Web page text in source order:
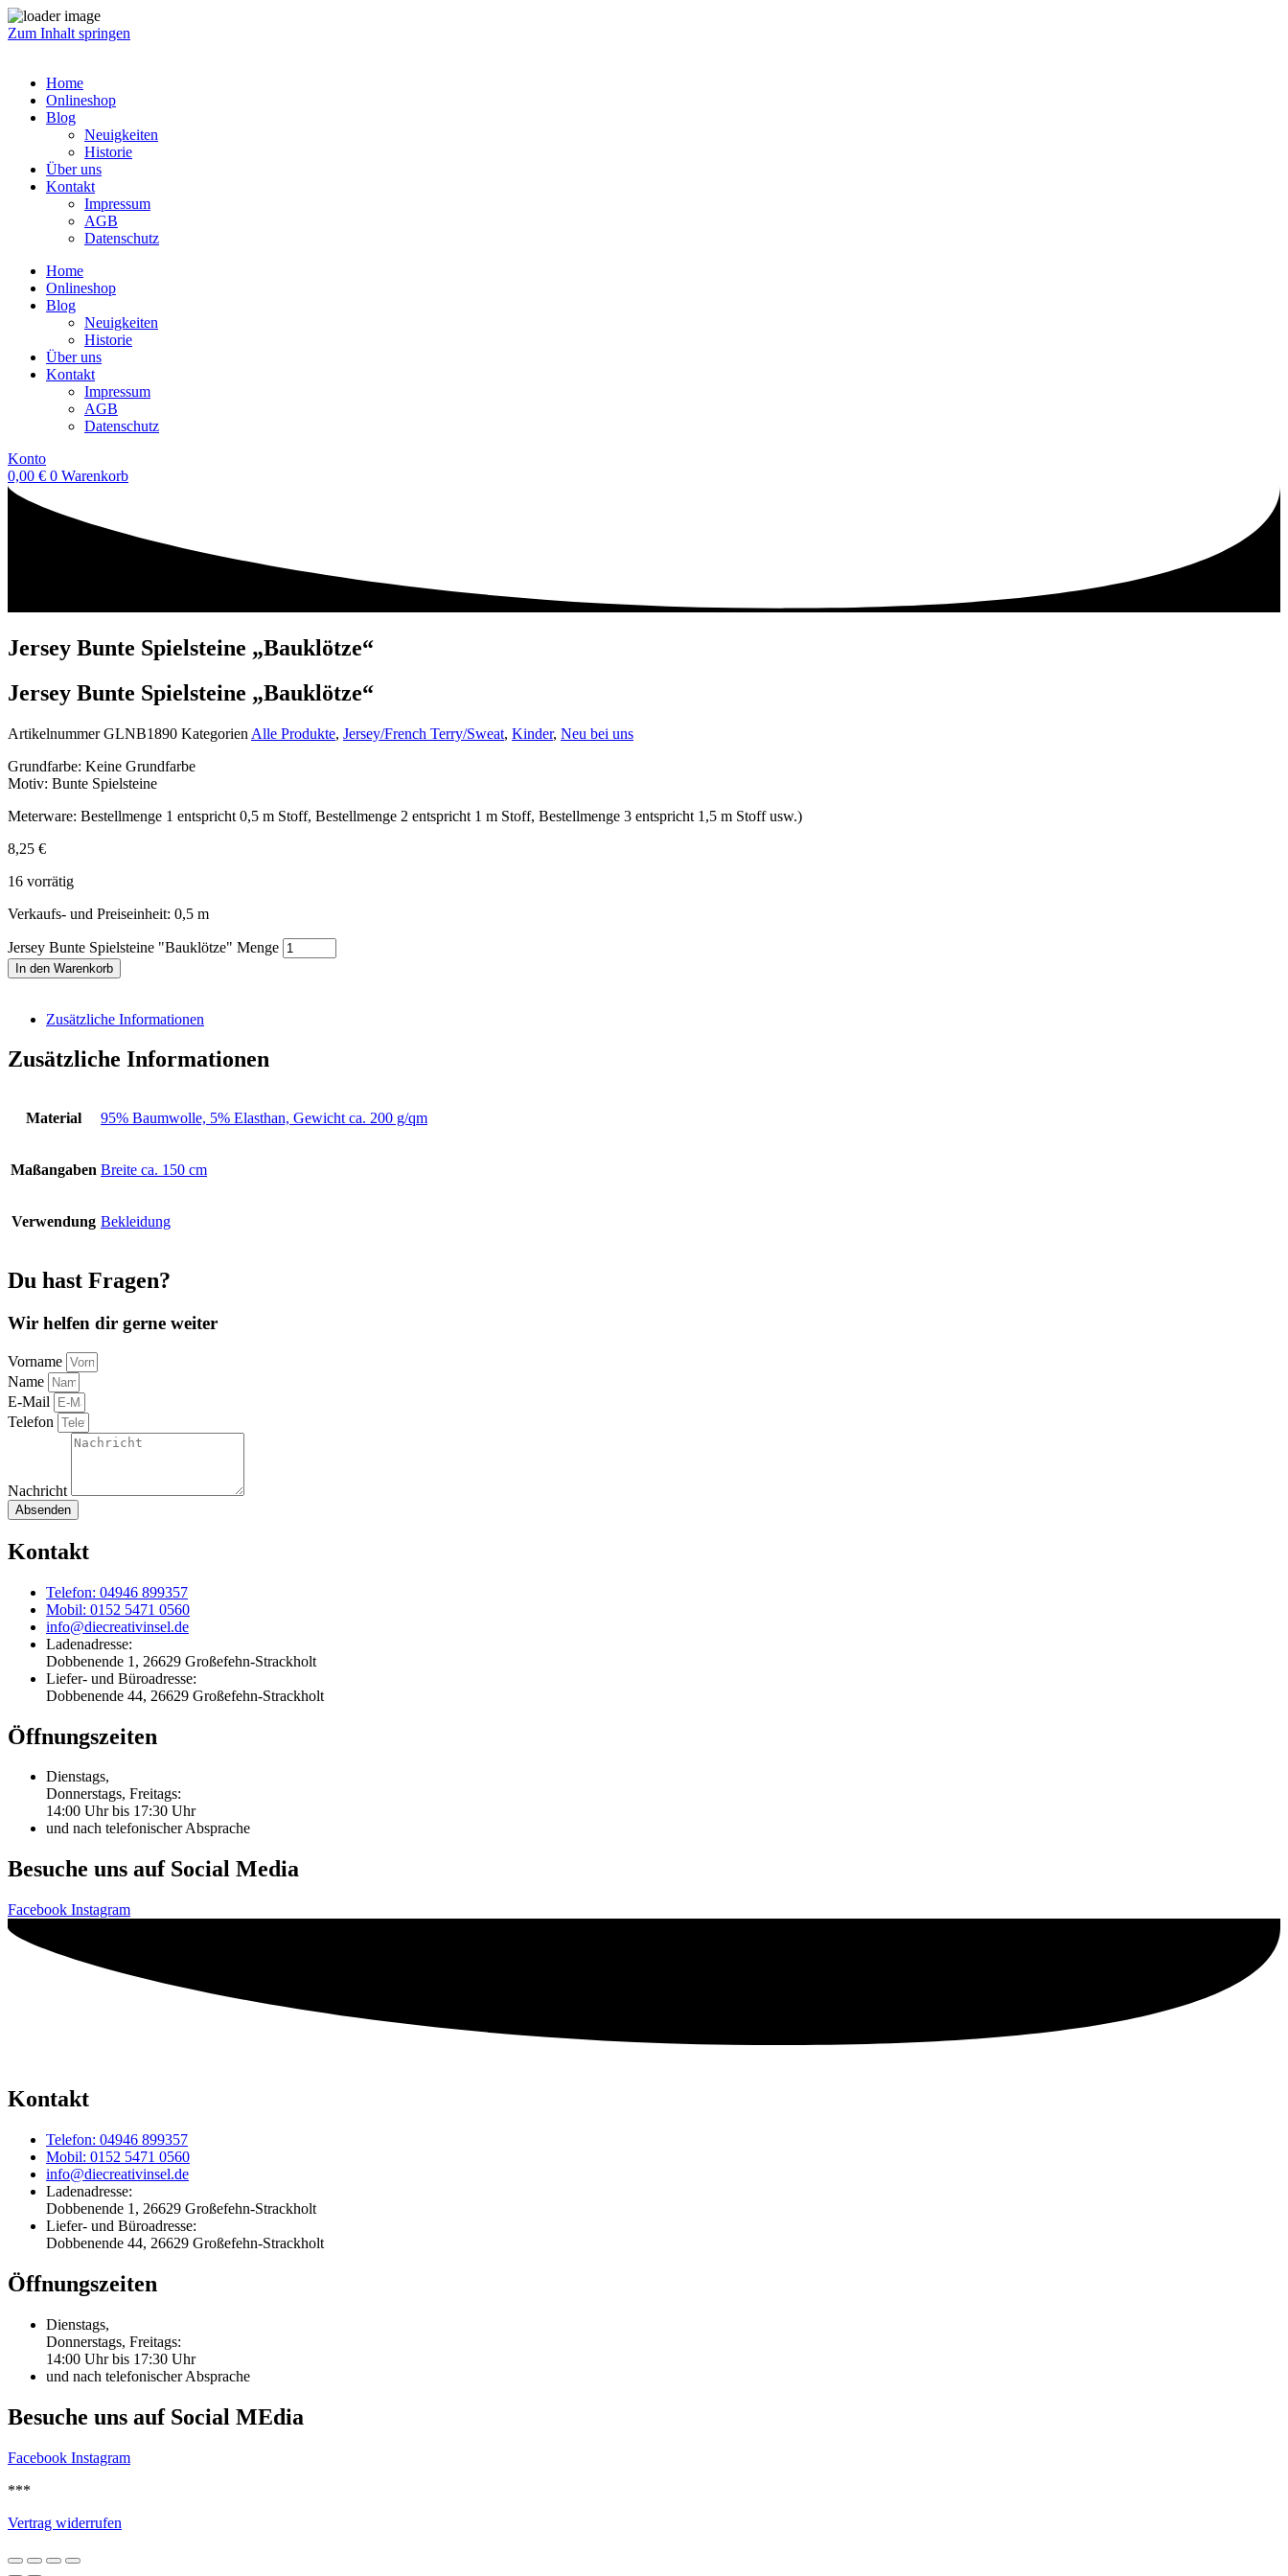
Zum Inhalt springen
Home
Onlineshop
Blog
Neuigkeiten
Historie
Über uns
Kontakt
Impressum
AGB
Datenschutz
Home
Onlineshop
Blog
Neuigkeiten
Historie
Über uns
Kontakt
Impressum
AGB
Datenschutz
Konto
0,00 € 0 Warenkorb
Jersey Bunte Spielsteine „Bauklötze“
Jersey Bunte Spielsteine „Bauklötze“
ArtikelnummerGLNB1890 Kategorien Alle Produkte, Jersey/French Terry/Sweat, Kinder, Neu bei uns
Grundfarbe: Keine Grundfarbe
Motiv: Bunte Spielsteine
Meterware: Bestellmenge 1 entspricht 0,5 m Stoff, Bestellmenge 2 entspricht 1 m Stoff, Bestellmenge 3 entspricht 1,5 m Stoff usw.)
8,25 €
16 vorrätig
Verkaufs- und Preiseinheit: 0,5 m
Jersey Bunte Spielsteine "Bauklötze" Menge
In den Warenkorb
Zusätzliche Informationen
Zusätzliche Informationen
Material 95% Baumwolle, 5% Elasthan, Gewicht ca. 200 g/qm
Maßangaben Breite ca. 150 cm
Verwendung Bekleidung
Du hast Fragen?
Wir helfen dir gerne weiter
Vorname
Name
E-Mail
Telefon
Nachricht
Absenden
Kontakt
Telefon: 04946 899357
Mobil: 0152 5471 0560
info@diecreativinsel.de
Ladenadresse:
Dobbenende 1, 26629 Großefehn-Strackholt
Liefer- und Büroadresse:
Dobbenende 44, 26629 Großefehn-Strackholt
Öffnungszeiten
Dienstags,
Donnerstags, Freitags:
14:00 Uhr bis 17:30 Uhr
und nach telefonischer Absprache
Besuche uns auf Social Media
Facebook Instagram
Kontakt
Telefon: 04946 899357
Mobil: 0152 5471 0560
info@diecreativinsel.de
Ladenadresse:
Dobbenende 1, 26629 Großefehn-Strackholt
Liefer- und Büroadresse:
Dobbenende 44, 26629 Großefehn-Strackholt
Öffnungszeiten
Dienstags,
Donnerstags, Freitags:
14:00 Uhr bis 17:30 Uhr
und nach telefonischer Absprache
Besuche uns auf Social MEdia
Facebook Instagram
***
Vertrag widerrufen